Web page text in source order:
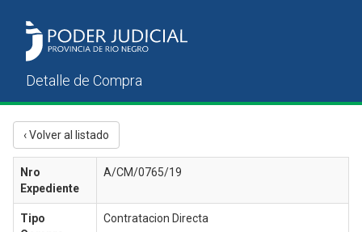
‹ Volver al listado
Nro
Expediente
A/CM/0765/19
Tipo
Contratacion Directa